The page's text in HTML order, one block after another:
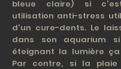
bleue claire) si
utilisation anti-stress
d'un cure-dents. Le
dans son aquarium
éteignant la lumière
Par contre, si la plaie